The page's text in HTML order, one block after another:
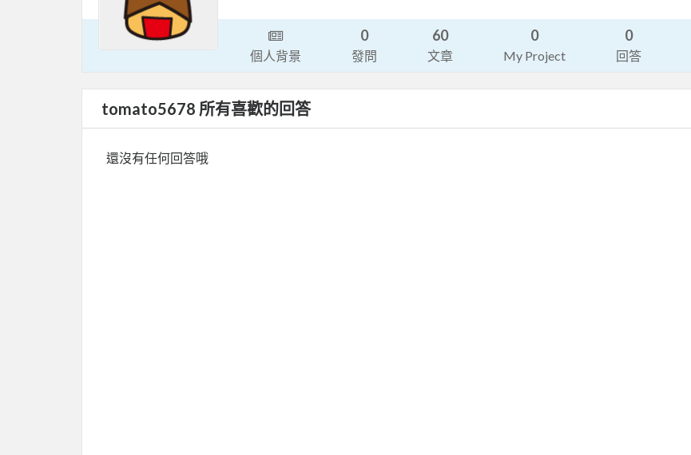
個人背景
0
發問
60
文章
0
My Project
0
回答
tomato5678 所有喜歡的回答
還沒有任何回答哦